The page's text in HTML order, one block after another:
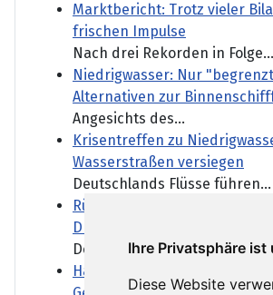
Ihre Privatsphäre ist
Diese Website
Marktbericht: Trotz vieler
frischen Impulse
Nach drei Rekorden in Folge...
Niedrigwasser: Nur
Alternativen zur
Angesichts des...
Krisentreffen zu
Wasserstraßen versiegen
Deutschlands Flüsse führen...
Rüstungskonzerne: Wer vom
Drohnen und KI profitiert
Deutsche
Halbjahresbilanz: